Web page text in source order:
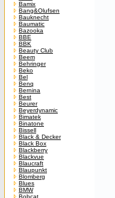
Bamix
Bang&Olufsen
Bauknecht
Baumatic
Bazooka
BBE
BBK
Beauty Club
Beem
Behringer
Beko
Bel
Benq
Bernina
Best
Beurer
Beyerdynamic
Bimatek
Binatone
Bissell
Black & Decker
Black Box
Blackberry
Blackvue
Blaucraft
Blaupunkt
Blomberg
Blues
BMW
Bobcat